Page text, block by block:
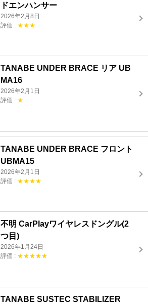
ドエンハンサー
2026年2月8日
評価 : ★★★
TANABE UNDER BRACE リア UB
MA16
2026年2月1日
評価 : ★
TANABE UNDER BRACE フロント
UBMA15
2026年2月1日
評価 : ★★★★
不明 CarPlayワイヤレスドングル(2
つ目)
2026年1月24日
評価 : ★★★★★
TANABE SUSTEC STABILIZER